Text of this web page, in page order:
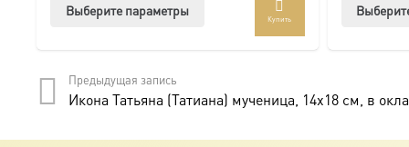
Выберите параметры
Опции
Купить
Предыдущая запись
Икона Татьяна (Татиана) мученица, 14х18 см, в